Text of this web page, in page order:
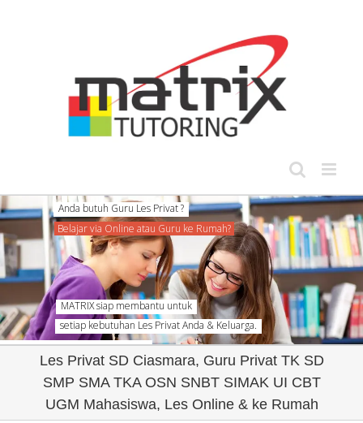
MATRIX siap membantu untuk
setiap kebutuhan Les Privat Anda & Keluarga.
Les Privat SD Ciasmara, Guru Privat TK SD
SMP SMA TKA OSN SNBT SIMAK UI CBT
UGM Mahasiswa, Les Online & ke Rumah